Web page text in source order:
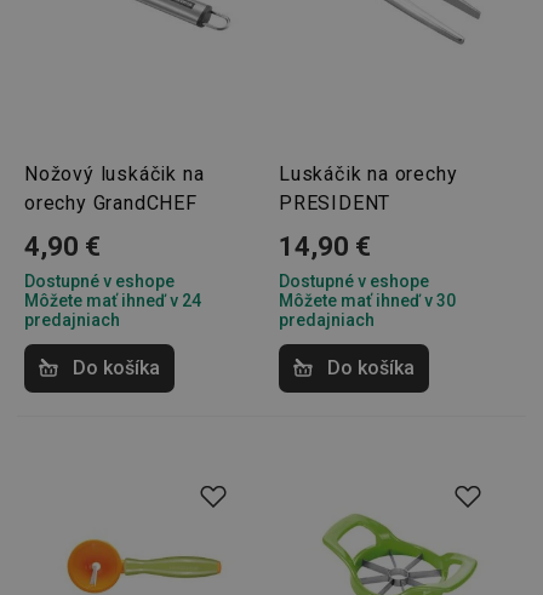
Nožový luskáčik na
orechy GrandCHEF
4,90 €
Dostupné v eshope
Môžete mať ihneď v 24
predajniach
Do košíka
Luskáčik na orechy
PRESIDENT
14,90 €
Dostupné v eshope
Môžete mať ihneď v 30
predajniach
Do košíka